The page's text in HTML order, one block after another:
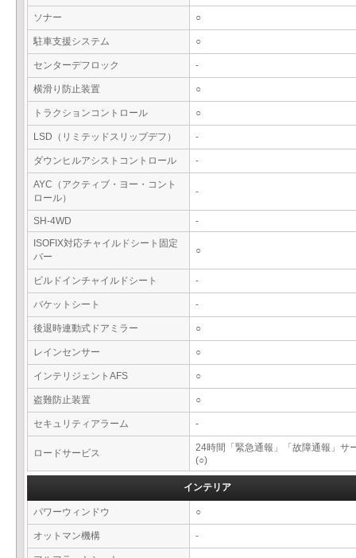
ソナー ○
駐車支援システム ○
センターデフロック -
横滑り防止装置 ○
トラクションコントロール ○
LSD（リミテッドスリップデフ） -
ダウンヒルアシストコントロール -
AYC（アクティブ・ヨー・コント
ロール）
-
SH-4WD
-
ISOFIX対応チャイルドシート固定
バー
○
ビルドインチャイルドシート -
バケットシート -
後退時連動式ドアミラー ○
レインセンサー ○
インテリジェントAFS ○
盗難防止装置 ○
セキュリティアラーム -
ロードサービス
24時間「緊急通報」「故障通報」サ
(○)
インテリア
パワーウィンドウ ○
オットマン機構 -